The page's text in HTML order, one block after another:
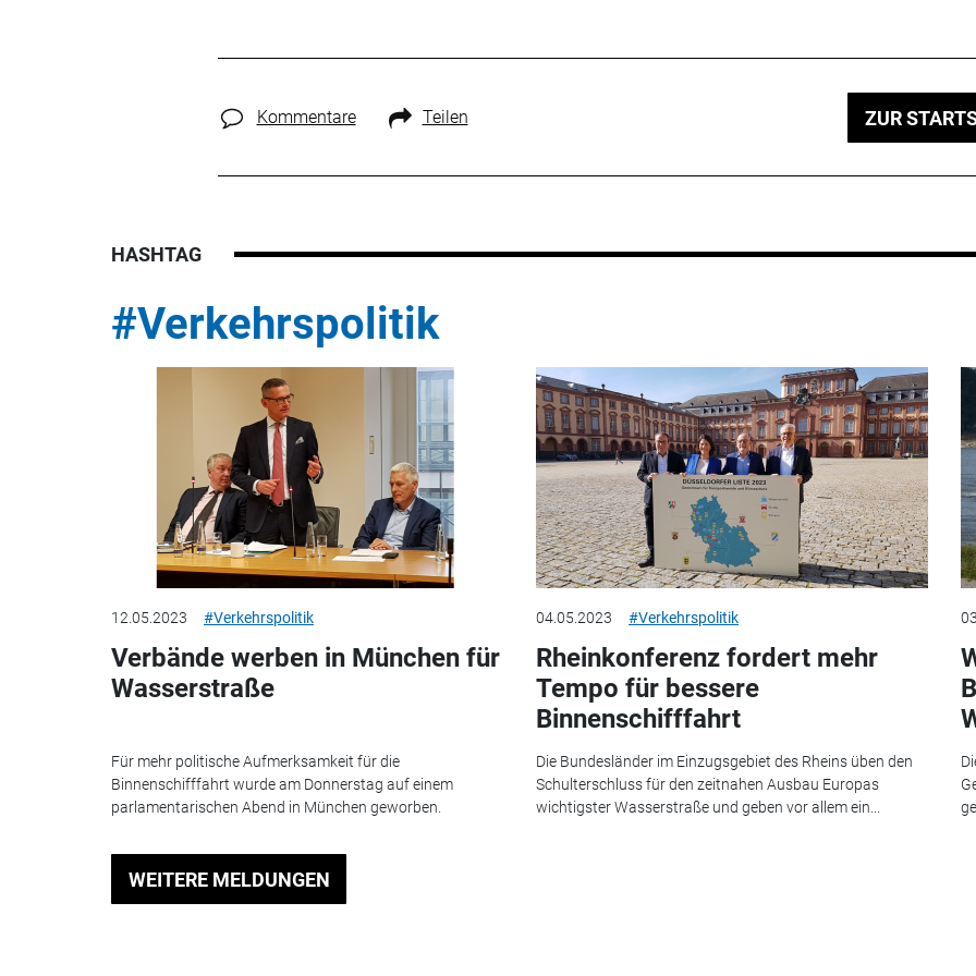
Kommentare Teilen ZUR
HASHTAG
#Verkehrspolitik
12.05.2023 #Verkehrspolitik
Verbände werben in München für
Wasserstraße
Für mehr politische Aufmerksamkeit für die
Binnenschifffahrt wurde am Donnerstag auf einem
parlamentarischen Abend in München geworben.
04.05.2023 #Verkehrspolitik
Rheinkonferenz fordert mehr
Tempo für bessere
Binnenschifffahrt
Die Bundesländer im Einzugsgebiet des Rheins üben den
Schulterschluss für den zeitnahen Ausbau Europas
wichtigster Wasserstraße und geben vor allem ein...
WEITERE MELDUNGEN